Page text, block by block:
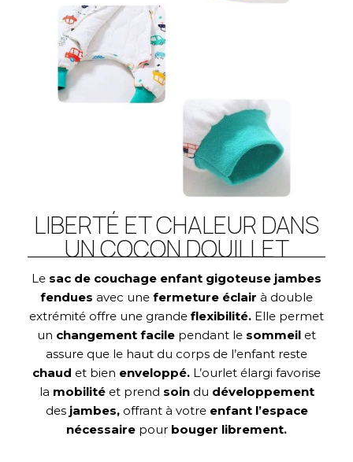
LIBERTÉ ET CHALEUR DANS
UN COCON DOUILLET
Le sac de couchage enfant gigoteuse jambes
fendues avec une fermeture éclair à double
extrémité offre une grande flexibilité. Elle permet
un changement facile pendant le sommeil et
assure que le haut du corps de l’enfant reste
chaud et bien enveloppé. L’ourlet élargi favorise
la mobilitéet prend soindu développement
des jambes,offrant à votre enfant l’espace
nécessaire pour bouger librement.